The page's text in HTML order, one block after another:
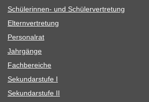
Schü­le­rin­nen- und Schülervertretung
Eltern­ver­tre­tung
Per­so­nal­rat
Jahr­gänge
Fach­be­rei­che
Sekun­dar­stufe I
Sekun­dar­stufe II